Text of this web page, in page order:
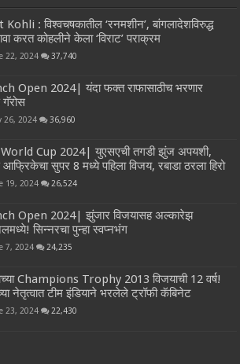
: विश्वचषकातील ‘रनमशीन’, बांगलादेशविरुद्ध
करत कोहलीने केला ‘विराट’ पराक्रम
22, 2024 37,740
Open 2024| यंदा फक्त राफासाठीच भरणार
गॅरोस
26, 2024 36,960
Cup 2024| युएसएची तगडी झुंज अपयशी,
आफ्रिकेचा सुपर 8 मध्ये पहिला विजय, रबाडा ठरला हिरो
19, 2024 26,524
Open 2024| झुंजार विजयासह अल्कारेझ
सिन्नरचा पुन्हा स्वप्नभंग
7, 2024 24,235
Champions Trophy 2013 विजयाची 12 वर्ष!
नेतृत्वात टीम इंडियाने भरलेले ट्रॉफी कॅबिनेट
23, 2024 22,430